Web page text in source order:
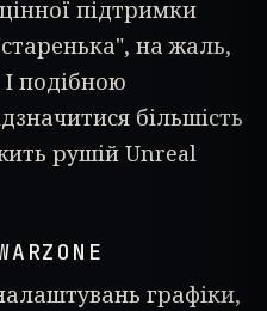
підтримки
на жаль,
подібною
більшість
рушій Unreal
графіки,